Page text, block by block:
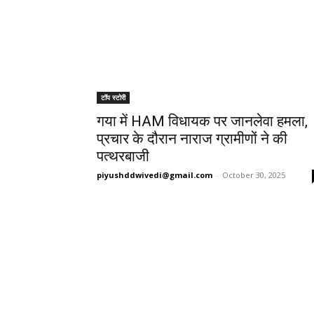
टॉप स्टोरी
गया में HAM विधायक पर जानलेवा हमला,
प्रचार के दौरान नाराज ग्रामीणों ने की
पत्थरबाजी
piyushddwivedi@gmail.com - October 30, 2025